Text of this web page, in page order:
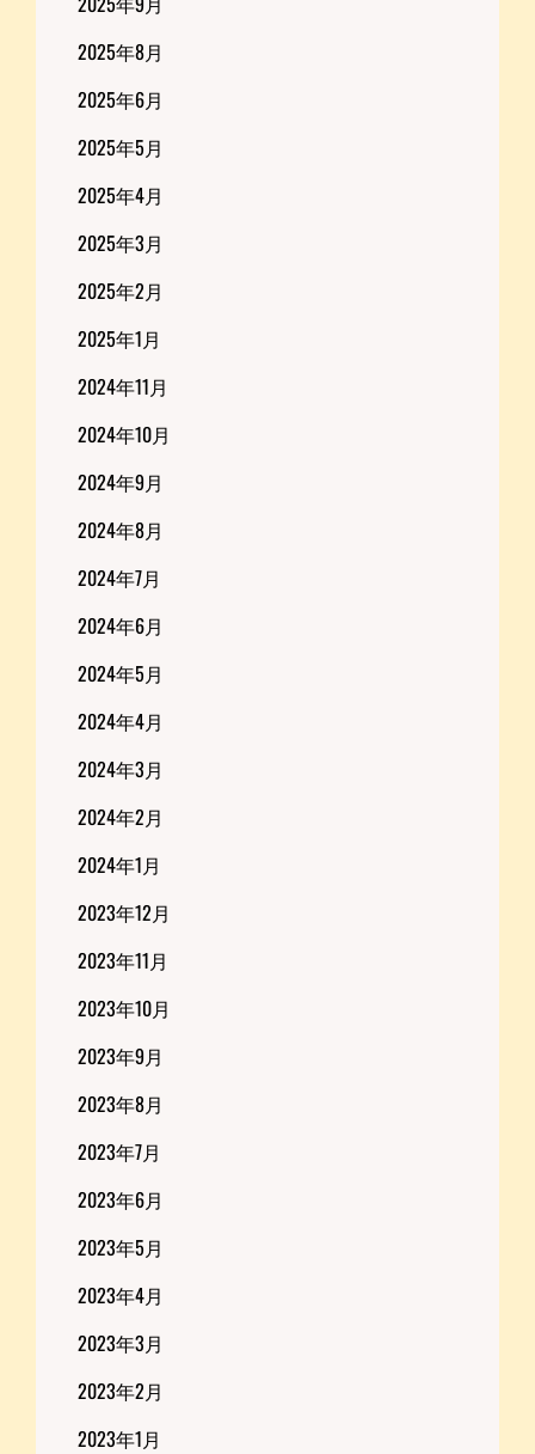
2025年8月
2025年6月
2025年5月
2025年4月
2025年3月
2025年2月
2025年1月
2024年11月
2024年10月
2024年9月
2024年8月
2024年7月
2024年6月
2024年5月
2024年4月
2024年3月
2024年2月
2024年1月
2023年12月
2023年11月
2023年10月
2023年9月
2023年8月
2023年7月
2023年6月
2023年5月
2023年4月
2023年3月
2023年2月
2023年1月